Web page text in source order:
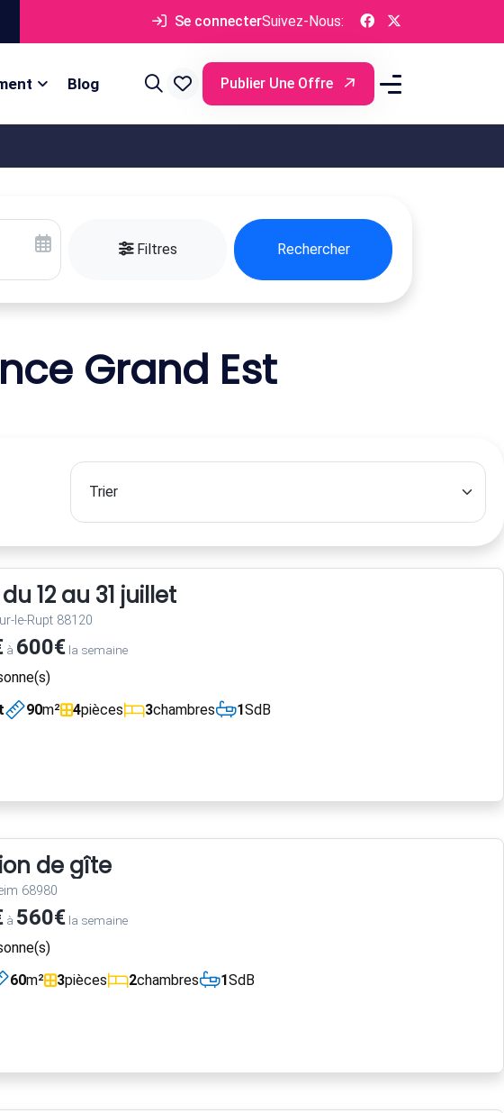
Se connecterSuivez-Nous:
Blog Publier Une Offre
Filtres Rechercher
Grand Est
12 au 31 juillet
le-Rupt 88120
à 600€la semaine
90m² 4pièces 3chambres 1SdB
de gîte
68980
à 560€la semaine
60m² 3pièces 2chambres 1SdB